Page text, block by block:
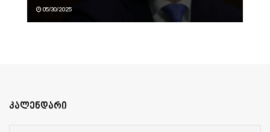
05/30/2025
კალენდარი